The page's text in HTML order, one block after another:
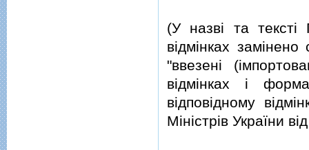
(У назвi та текстi
вiдмiнках замiнено
"ввезенi
вiдмiнках i
вiдповiдному
Мiнiстрiв України